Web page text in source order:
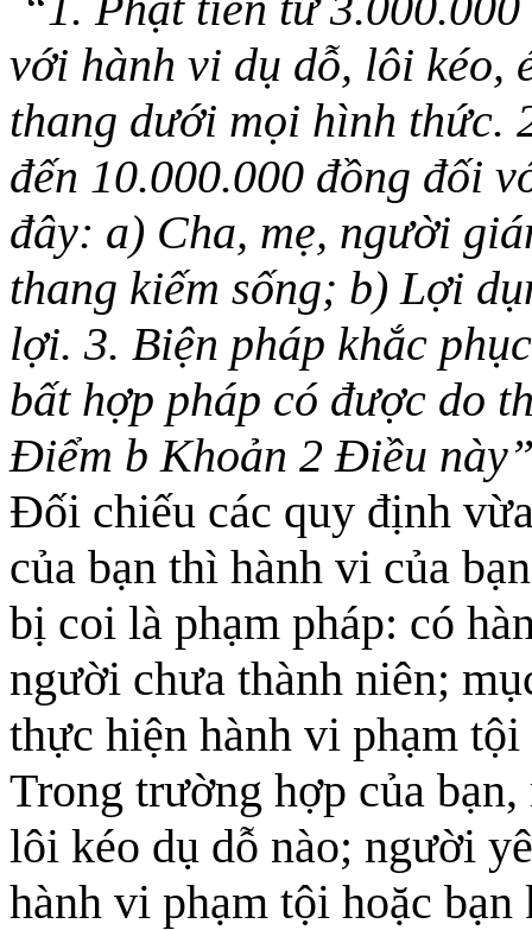
với hành vi dụ dỗ, lôi kéo,
thang dưới mọi hình thức.
đến 10.000.000 đồng đối
đây: a) Cha, mẹ, người
thang kiếm sống; b) Lợi
lợi. 3. Biện pháp khắc
bất hợp pháp có được do
Điểm b Khoản 2 Điều
Đối chiếu các quy định
của bạn thì hành vi của
bị coi là phạm pháp: có
người chưa thành niên;
thực hiện hành vi phạm tội
Trong trường hợp của
lôi kéo dụ dỗ nào; người
hành vi phạm tội hoặc